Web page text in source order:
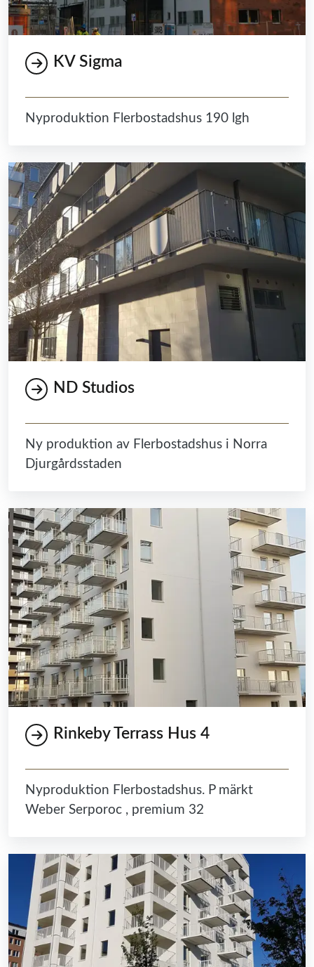
KV Sigma
Nyproduktion Flerbostadshus 190 lgh
ND Studios
Ny produktion av Flerbostadshus i Norra
Djurgårdsstaden
Rinkeby Terrass Hus 4
Nyproduktion Flerbostadshus. P märkt
Weber Serporoc , premium 32